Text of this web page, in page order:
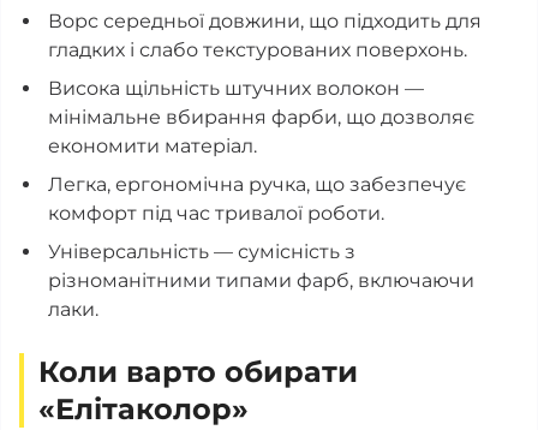
Ворс середньої довжини, що підходить для
гладких і слабо текстурованих поверхонь.
Висока щільність штучних волокон —
мінімальне вбирання фарби, що дозволяє
економити матеріал.
Легка, ергономічна ручка, що забезпечує
комфорт під час тривалої роботи.
Універсальність — сумісність з
різноманітними типами фарб, включаючи
лаки.
Коли варто обирати
«Елітаколор»